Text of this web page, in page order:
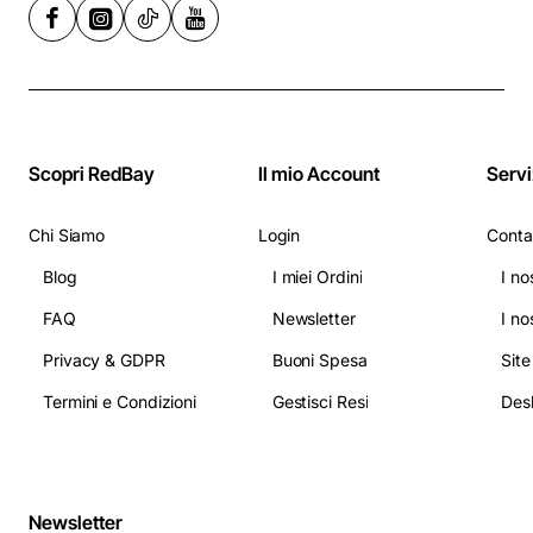
Scopri RedBay
Chi Siamo
Blog
FAQ
Privacy & GDPR
Termini e Condizioni
Il mio Account
Login
I miei Ordini
Newsletter
Buoni Spesa
Gestisci Resi
I
I
Newsletter